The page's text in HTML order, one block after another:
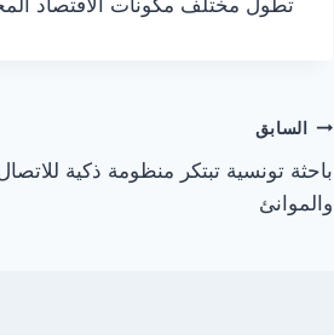
تصفّح
المقالات
السابق
باحثة تونسية تبتكر منظومة ذكية
والموانئ